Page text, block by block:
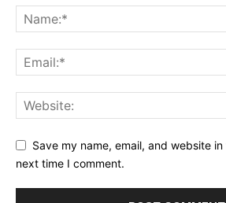
Save my name, email, and website
next time I comment.